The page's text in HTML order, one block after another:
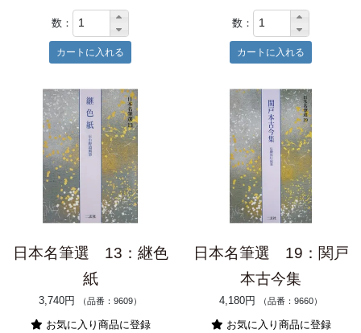
数： 数：
日本名筆選 13：継色
紙
3,740円 （品番：9609）
お気に入り商品に登録
日本名筆選 19：関戸
本古今集
4,180円 （品番：9660）
お気に入り商品に登録